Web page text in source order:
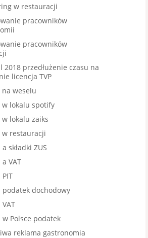
w restauracji
pracowników
pracowników
2018 przedłużenie czasu na
licencja TVP
na weselu
w lokalu spotify
w lokalu zaiks
w restauracji
składki ZUS
VAT
podatek dochodowy
Polsce podatek
reklama gastronomia